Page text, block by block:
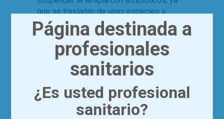
que se trasladan de unas especies a
otras que pasan a ser resistentes y
dominantes. El uso de algunos
probióticos en paralelo con los
tratamientos antibióticos evita la
proliferación de cepas resistentes
mediante un mecanismo de competición.
Leer más
antibióticos, estudios,microbiota
Página destinada a
profesionales
sanitarios
¿Es usted profesional
sanitario?